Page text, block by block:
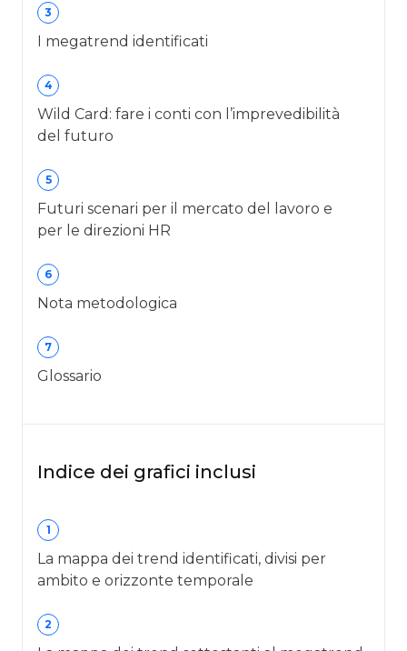
3
I megatrend identificati
4
Wild Card: fare i conti con l’imprevedibilità
del futuro
5
Futuri scenari per il mercato del lavoro e
per le direzioni HR
6
Nota metodologica
7
Glossario
Indice dei grafici inclusi
1
La mappa dei trend identificati, divisi per
ambito e orizzonte temporale
2